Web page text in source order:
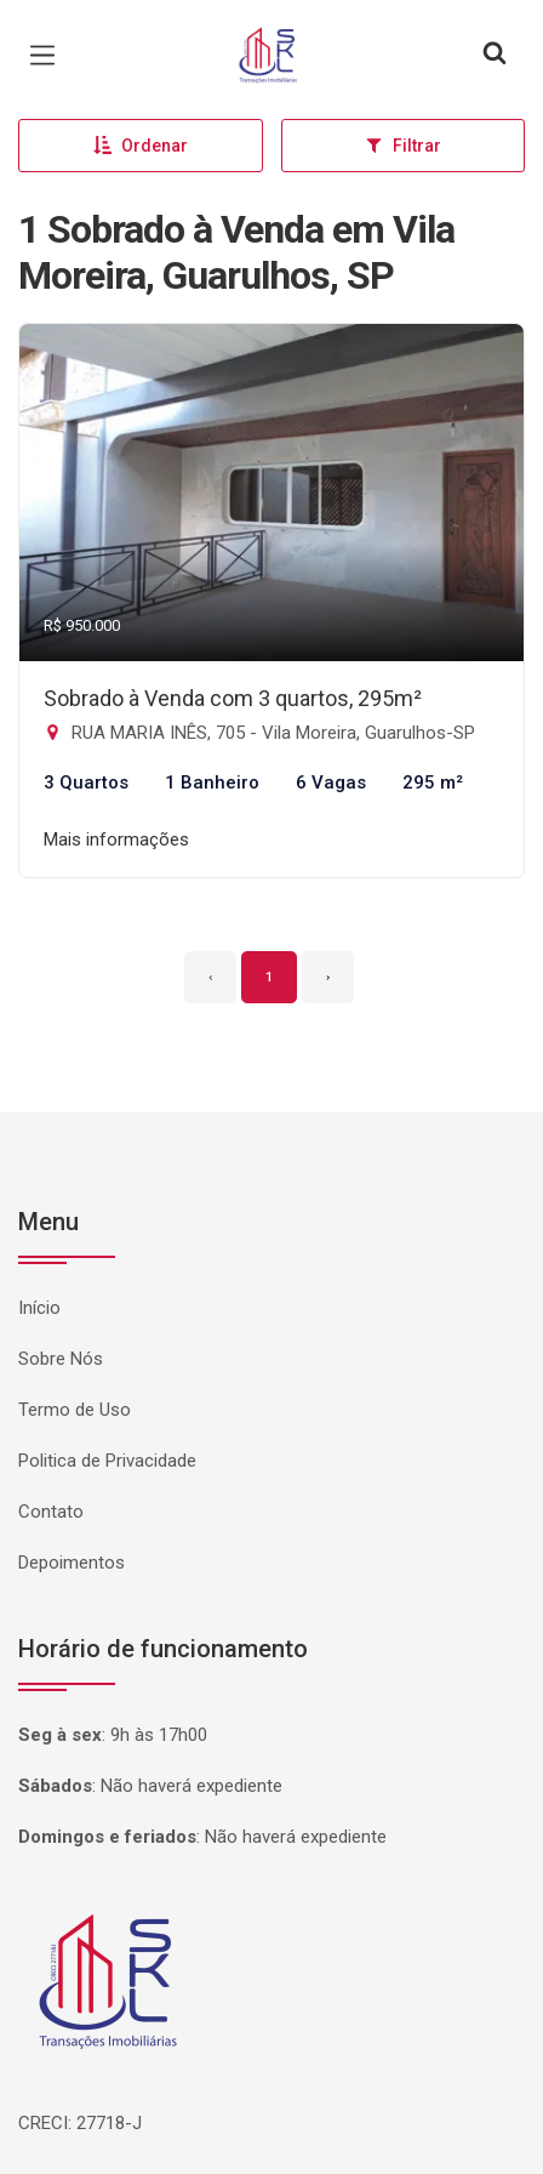
Página inicial
Ordenar Filtrar
1 Sobrado à Venda em Vila
Moreira, Guarulhos, SP
R$ 950.000
Sobrado à Venda com 3 quartos, 295m²
RUA MARIA INÊS, 705 - Vila Moreira, Guarulhos-SP
3 Quartos 1 Banheiro 6 Vagas 295 m²
Mais informações
‹ 1 ›
Menu
Início
Sobre Nós
Termo de Uso
Politica de Privacidade
Contato
Depoimentos
Horário de funcionamento
Seg à sex: 9h às 17h00
Sábados: Não haverá expediente
Domingos e feriados: Não haverá expediente
Página inicial
CRECI: 27718-J